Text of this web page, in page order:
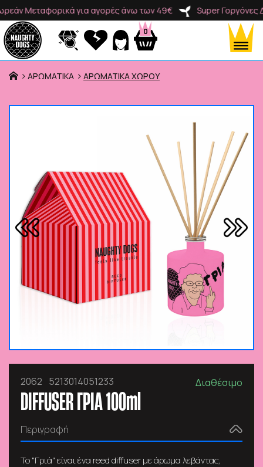
Μεταφορικά για αγορές άνω των 49€ Super Γοργόνες
0
Προϊόντα
Brands
ΑΡΩΜΑΤΙΚΑ ΑΡΩΜΑΤΙΚΑ ΧΩΡΟΥ
2062 5213014051233 Διαθέσιμο
DIFFUSER ΓΡΙΑ 100ml
Περιγραφή
Το "Γριά" είναι ένα reed diffuser με άρωμα λεβάντας,